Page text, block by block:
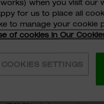
IONバッテリ
を提供します
ンス搭載：モーターと
ニターすることで、工具
フォーマンスの両立を
IONバッテリ
で操作可能なため、コー
when you visit our
for us to place all
to manage your cookie
of cookies in Our
COOKIES SETTINGS